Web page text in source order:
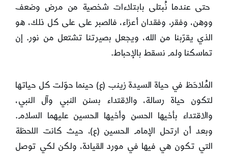
حتى عندما نُبتلى بابتلاءات شخصية من مرض وضعف
ووهن، وفقر، وفقدان أعزاء، فالصبر على على كل ذلك، هو
الذي يقرّبنا من الله، ويجعل بصيرتنا تشتعل من نور. إن
تماسكنا ولم نسقط بالإحباط.
المُلاحَظ في حياة السيدة زينب (ع) حينما حوّلت كل حياتها
لتكون حياة رسالة، والاقتداء بسنن النبي وآل النبي،
والاقتداء بأخيها الحسن وأخيها الحسين عليهما السلام.
وبعد أن ارتحل الإمام الحسين (ع)، حيث كانت اللحظة
التي تكون هي فيها في مورد القيادة، ولكن لكي توصل